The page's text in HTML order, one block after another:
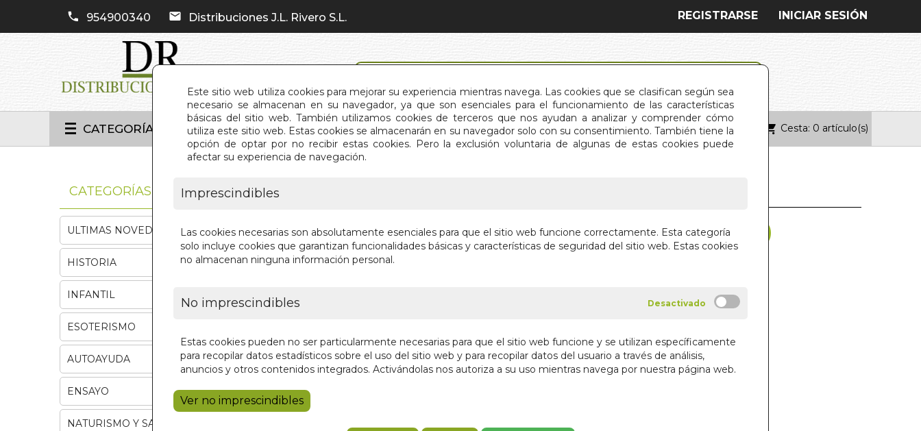
Este sitio web utiliza cookies para mejorar su experiencia mientras navega. Las cookies que se clasifican según sea
necesario se almacenan en su navegador, ya que son esenciales para el funcionamiento de las características
básicas del sitio web. También utilizamos cookies de terceros que nos ayudan a analizar y comprender cómo
utiliza este sitio web. Estas cookies se almacenarán en su navegador solo con su consentimiento. También tiene la
opción de optar por no recibir estas cookies. Pero la exclusión voluntaria de algunas de estas cookies puede
afectar su experiencia de navegación.
Imprescindibles
Las cookies necesarias son absolutamente esenciales para que el sitio web funcione correctamente. Esta categoría
solo incluye cookies que garantizan funcionalidades básicas y características de seguridad del sitio web. Estas cookies
no almacenan ninguna información personal.
No imprescindibles
Estas cookies pueden no ser particularmente necesarias para que el sitio web funcione y se utilizan específicamente
para recopilar datos estadísticos sobre el uso del sitio web y para recopilar datos del usuario a través de análisis,
anuncios y otros contenidos integrados. Activándolas nos autoriza a su uso mientras navega por nuestra página web.
Ver no imprescindibles
954900340 Distribuciones J.L. Rivero S.L. INICIAR SESIÓN
REGISTRARSE
CATEGORÍAS INICIO QUIÉNES SOMOS CONTACTO Cesta: 0 artículo(s)
CASA DE MUÑECAS (BOL.)
HENRIK IBSEN
Añadir a la cesta
CATEGORÍAS
ULTIMAS NOVEDADES
HISTORIA
INFANTIL
ESOTERISMO
AUTOAYUDA
ENSAYO
NATURISMO Y SALUD